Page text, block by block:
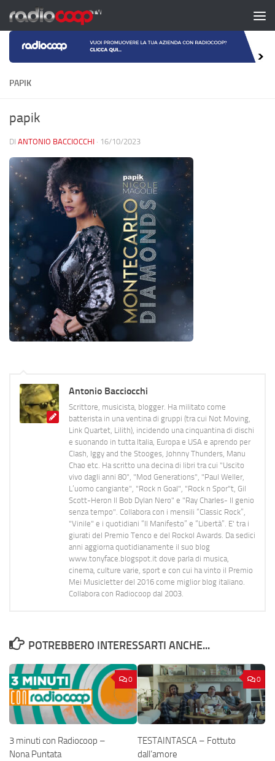
Salta al contenuto
PAPIK
papik
DI ANTONIO BACCIOCCHI · 16/10/2023
Antonio Bacciocchi
Scrittore, musicista, blogger. Ha militato come
batterista in una ventina di gruppi (tra cui Not Moving,
Link Quartet, Lilith), incidendo una cinquantina di dischi
e suonando in tutta Italia, Europa e USA e aprendo per
Clash, Iggy and the Stooges, Johnny Thunders, Manu
Chao etc. Ha scritto una decina di libri tra cui "Uscito
vivo dagli anni 80", "Mod Generations", "Paul Weller,
L’uomo cangiante", "Rock n Goal", "Rock n Spor"t, Gil
Scott-Heron Il Bob Dylan Nero" e "Ray Charles- Il genio
senza tempo". Collabora con i mensili “Classic Rock”,
"Vinile" e i quotidiani “Il Manifesto” e “Libertà”. E' tra i
giurati del Premio Tenco e del Rockol Awards. Da sedici
anni aggiorna quotidianamente il suo blog
www.tonyface.blogspot.it dove parla di musica,
cinema, culture varie, sport e con cui ha vinto il Premio
Mei Musicletter del 2016 come miglior blog italiano.
Collabora con Radiocoop dal 2003.
POTREBBERO INTERESSARTI ANCHE...
0
3 minuti con Radiocoop –
Nona Puntata
0
TESTAINTASCA – Fottuto
dall’amore